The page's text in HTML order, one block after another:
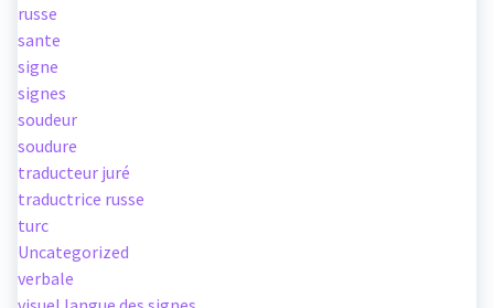
russe
sante
signe
signes
soudeur
soudure
traducteur juré
traductrice russe
turc
Uncategorized
verbale